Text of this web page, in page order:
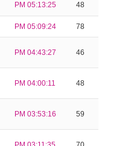
PM 05:13:25 48
PM 05:09:24 78
PM 04:43:27 46
PM 04:00:11 48
PM 03:53:16 59